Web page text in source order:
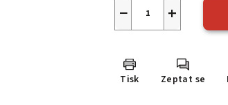
+
−
Tisk Zeptat se